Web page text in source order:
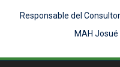
Responsable del
MAH